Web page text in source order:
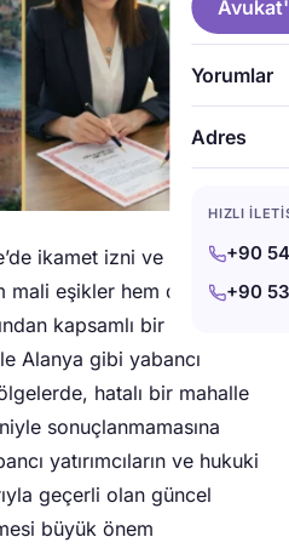
Yorumlar
Adres
HIZLI
+90
+90
ikamet izni ve
eşikler hem de
kapsamlı bir denetime
Alanya gibi yabancı
hatalı bir mahalle
sonuçlanmamasına
yatırımcıların ve hukuki
geçerli olan güncel
büyük önem